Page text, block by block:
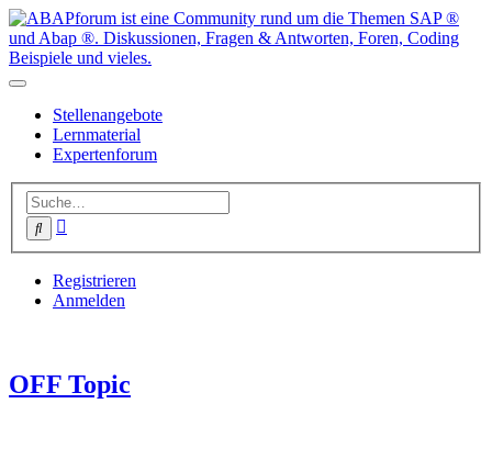
Stellenangebote
Lernmaterial
Expertenforum
Suche
Registrieren
Anmelden
OFF Topic